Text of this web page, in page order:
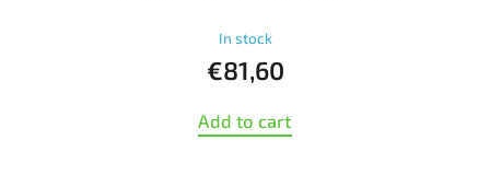
In stock
€81,60
Add to cart